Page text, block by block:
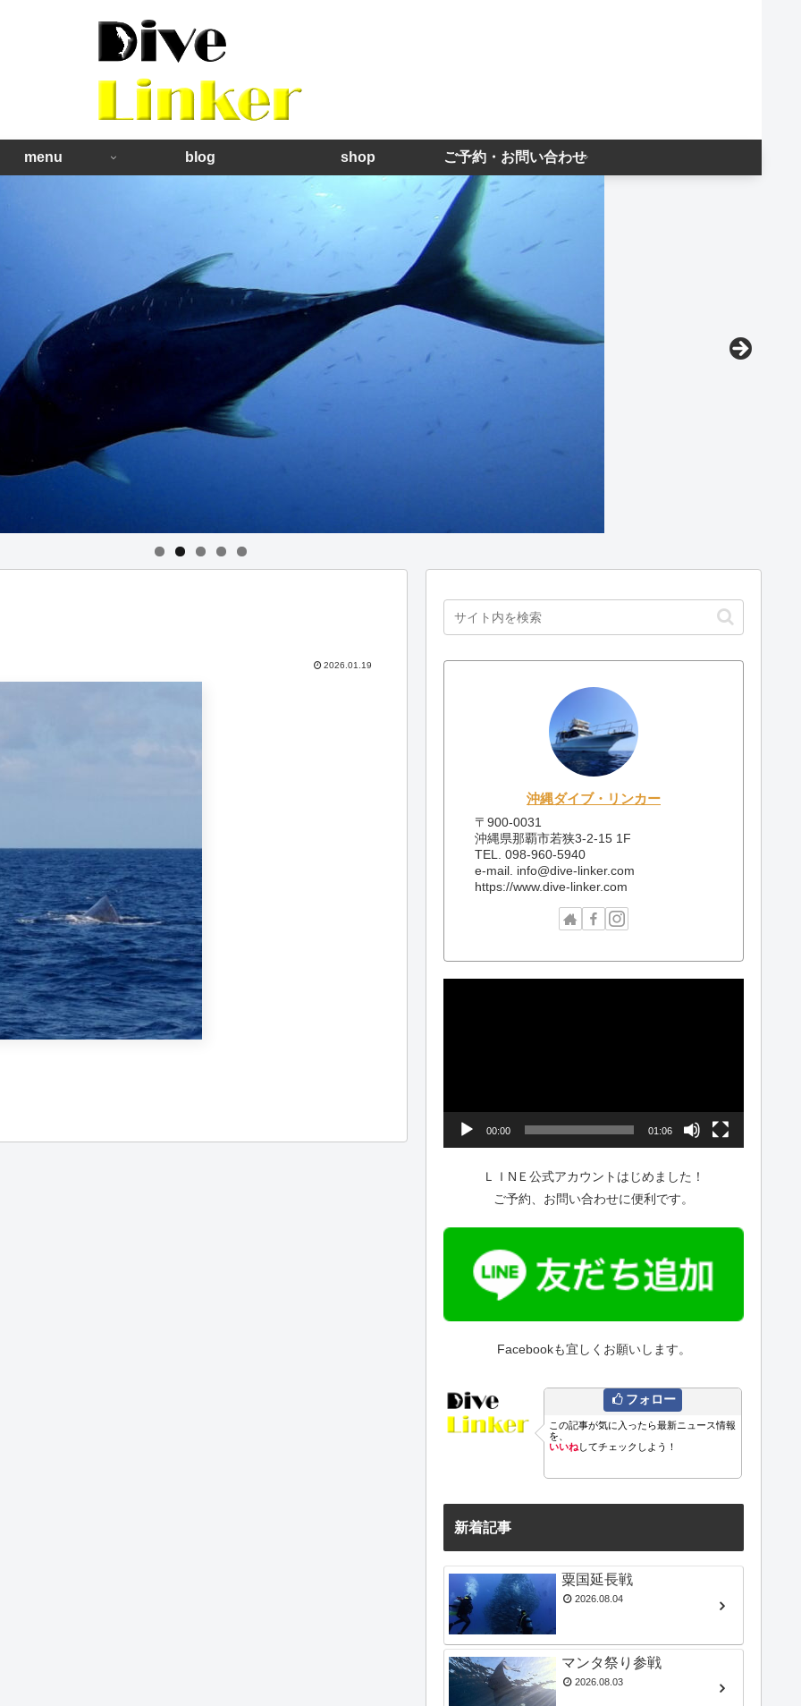
menu blog shop ご予約・お問い合わせ
2026.01.19
沖縄ダイブ・リンカー
〒900-0031
沖縄県那覇市若狭3-2-15 1F
TEL. 098-960-5940
e-mail. info@dive-linker.com
https://www.dive-linker.com
00:00 01:06
ＬＩNＥ公式アカウントはじめました！
ご予約、お問い合わせに便利です。
Facebookも宜しくお願いします。
フォロー
この記事が気に入ったら最新ニュース情報
を、
いいねしてチェックしよう！
新着記事
粟国延長戦
2026.08.04
マンタ祭り参戦
2026.08.03